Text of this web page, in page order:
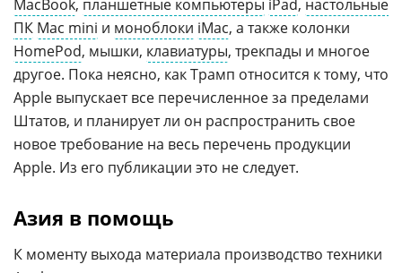
MacBook, планшетные компьютеры iPad, настольные
ПК Mac mini и моноблоки iMac, а также колонки
HomePod, мышки, клавиатуры, трекпады и многое
другое. Пока неясно, как Трамп относится к тому, что
Apple выпускает все перечисленное за пределами
Штатов, и планирует ли он распространить свое
новое требование на весь перечень продукции
Apple. Из его публикации это не следует.
Азия в помощь
К моменту выхода материала производство техники